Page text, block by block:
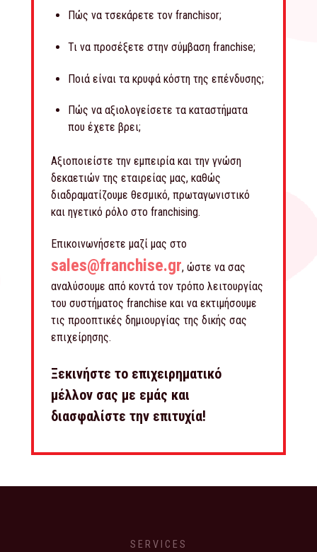
Πώς να τσεκάρετε τον franchisor;
Τι να προσέξετε στην σύμβαση franchise;
Ποιά είναι τα κρυφά κόστη της επένδυσης;
Πώς να αξιολογείσετε τα καταστήματα
που έχετε βρει;
Αξιοποιείστε την εμπειρία και την γνώση
δεκαετιών της εταιρείας μας, καθώς
διαδραματίζουμε θεσμικό, πρωταγωνιστικό
και ηγετικό ρόλο στο franchising.
Επικοινωνήσετε μαζί μας στο
sales@franchise.gr, ώστε να σας
αναλύσουμε από κοντά τον τρόπο λειτουργίας
του συστήματος franchise και να εκτιμήσουμε
τις προοπτικές δημιουργίας της δικής σας
επιχείρησης.
Ξεκινήστε το επιχειρηματικό
μέλλον σας με εμάς και
διασφαλίστε την επιτυχία!
SERVICES